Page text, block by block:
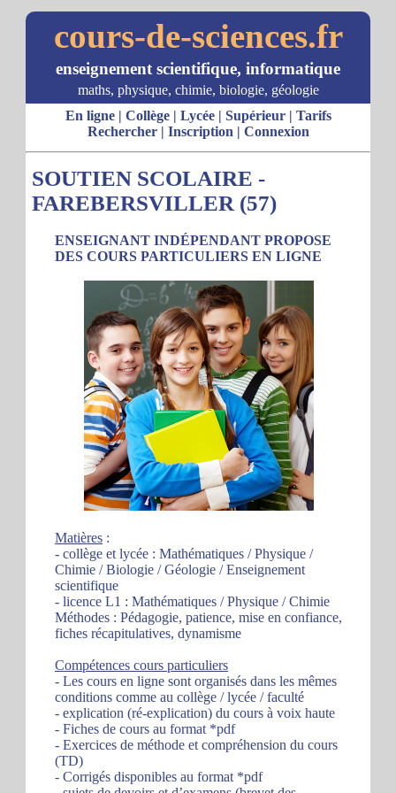
cours-de-sciences.fr
enseignement scientifique, informatique
maths, physique, chimie, biologie, géologie
En ligne| Collège| Lycée| Supérieur| Tarifs
Rechercher| Inscription | Connexion
SOUTIEN SCOLAIRE -
FAREBERSVILLER (57)
ENSEIGNANT INDÉPENDANT PROPOSE
DES COURS PARTICULIERS EN LIGNE
Matières :
- collège et lycée : Mathématiques / Physique /
Chimie / Biologie / Géologie / Enseignement
scientifique
- licence L1 : Mathématiques / Physique / Chimie
Méthodes : Pédagogie, patience, mise en confiance,
fiches récapitulatives, dynamisme
Compétences cours particuliers
- Les cours en ligne sont organisés dans les mêmes
conditions comme au collège / lycée / faculté
- explication (ré-explication) du cours à voix haute
- Fiches de cours au format *pdf
- Exercices de méthode et compréhension du cours
(TD)
- Corrigés disponibles au format *pdf